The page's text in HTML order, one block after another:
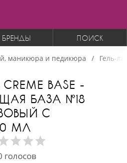
БРЕНДЫ ПОИСК
маникюра и педикюра Гель-
BASE -
БАЗА №18
С
МЛ
голосов